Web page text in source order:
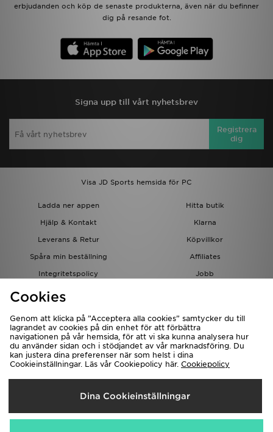
erbjudanden och köp de senaste produkterna, även när du befinner
dig på resande fot.
Signa upp till vårt nyhetsbrev
Registrera
dig
Visa JD Sports hemsida för PC
Ladda ner appen
Hitta butik
Hjälp & Kontakt
Klarna
Leverans & Retur
Köpvillkor
Spåra min beställning
Affiliates
Integritetspolicy
Jobb
JD-bloggen
Levererar Till
Sverige
Cookies
Genom att klicka på ”Acceptera alla cookies” samtycker du till
lagrandet av cookies på din enhet för att förbättra
navigationen på vår hemsida, för att vi ska kunna analysera hur
du använder sidan och i stödjandet av vår marknadsföring. Du
kan justera dina preferenser när som helst i dina
Cookieinställningar. Läs vår Cookiepolicy här. Cookiepolicy
Dina Cookieinställningar